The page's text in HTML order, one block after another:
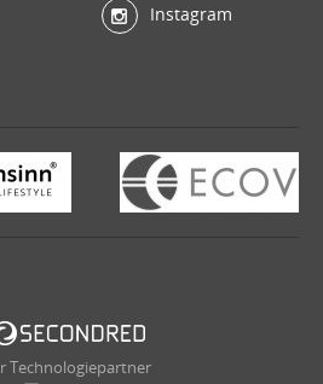
Instagram
Technologiepartner